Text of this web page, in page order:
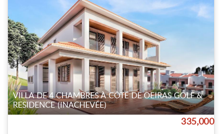
VILLA DE 4 CHAMBRES À CÔTÉ DE OEIRAS GOLF &
RESIDENCE (INACHEVÉE)
335,000